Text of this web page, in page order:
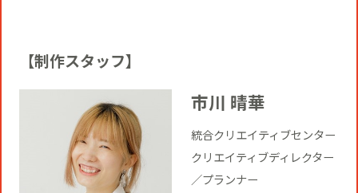
【制作スタッフ】
市川 晴華
統合クリエイティブセンター
クリエイティブディレクター
／プランナー